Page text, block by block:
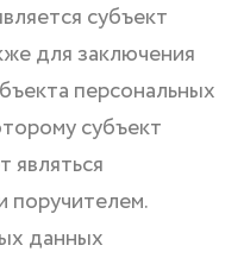
субъект
для заключения
персональных
субъект
являться
поручителем.
данных